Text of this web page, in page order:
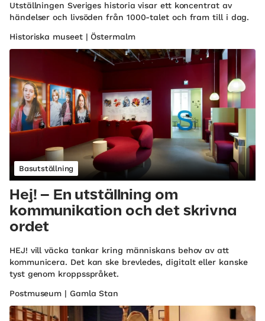
Utställningen Sveriges historia visar ett koncentrat av
händelser och livsöden från 1000-talet och fram till i dag.
Historiska museet | Östermalm
Basutställning
Hej! – En utställning om
kommunikation och det skrivna
ordet
HEJ! vill väcka tankar kring människans behov av att
kommunicera. Det kan ske brevledes, digitalt eller kanske
tyst genom kroppsspråket.
Postmuseum | Gamla Stan